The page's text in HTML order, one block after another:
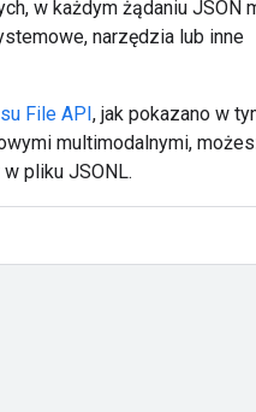
w każdym żądaniu JSON
narzędzia lub inne
File API, jak pokazano w
multimodalnymi,
pliku JSONL.